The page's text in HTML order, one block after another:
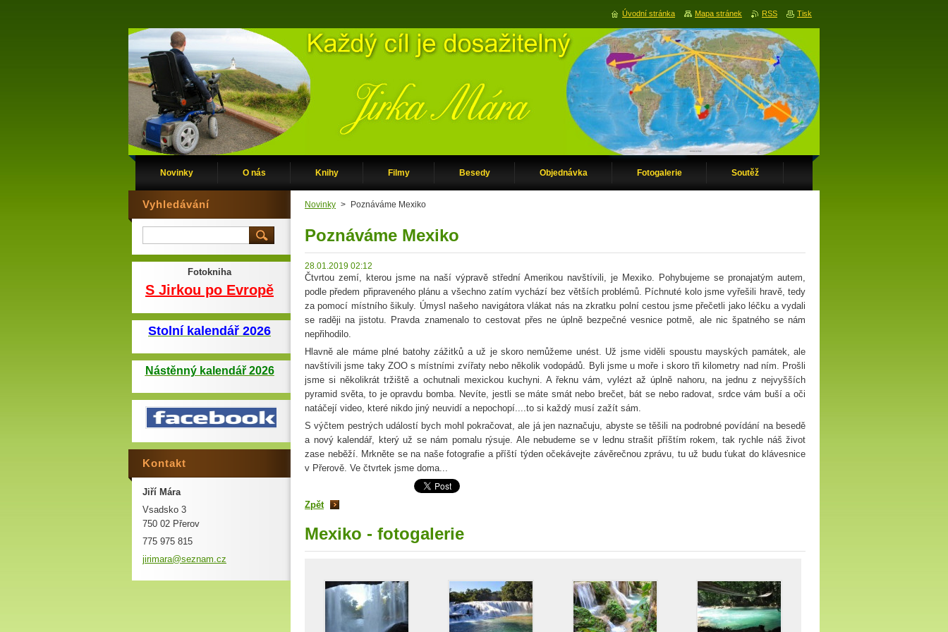
Novinky O nás Knihy Filmy Besedy Objednávka Fotogalerie Soutěž
Novinky > Poznáváme Mexiko
Poznáváme Mexiko
28.01.2019 02:12
Čtvrtou zemí, kterou jsme na naší výpravě střední Amerikou navštívili, je Mexiko. Pohybujeme se pronajatým autem,
podle předem připraveného plánu a všechno zatím vychází bez větších problémů. Píchnuté kolo jsme vyřešili hravě, tedy
za pomocí místního šikuly. Úmysl našeho navigátora vlákat nás na zkratku polní cestou jsme přečetli jako léčku a vydali
se raději na jistotu. Pravda znamenalo to cestovat přes ne úplně bezpečné vesnice potmě, ale nic špatného se nám
nepřihodilo.
Hlavně ale máme plné batohy zážitků a už je skoro nemůžeme unést. Už jsme viděli spoustu mayských památek, ale
navštívili jsme taky ZOO s místními zvířaty nebo několik vodopádů. Byli jsme u moře i skoro tři kilometry nad ním. Prošli
jsme si několikrát tržiště a ochutnali mexickou kuchyni. A řeknu vám, vylézt až úplně nahoru, na jednu z nejvyšších
pyramid světa, to je opravdu bomba. Nevíte, jestli se máte smát nebo brečet, bát se nebo radovat, srdce vám buší a oči
natáčejí video, které nikdo jiný neuvidí a nepochopí....to si každý musí zažít sám.
S výčtem pestrých událostí bych mohl pokračovat, ale já jen naznačuju, abyste se těšili na podrobné povídání na besedě
a nový kalendář, který už se nám pomalu rýsuje. Ale nebudeme se v lednu strašit příštím rokem, tak rychle náš život
zase neběží. Mrkněte se na naše fotografie a příští týden očekávejte závěrečnou zprávu, tu už budu ťukat do klávesnice
v Přerově. Ve čtvrtek jsme doma...
Zpět
Mexiko - fotogalerie
Vyhledávání
Fotokniha
S Jirkou po Evropě
Stolní kalendář 2026
Nástěnný kalendář 2026
Kontakt
Jiří Mára
Vsadsko 3
750 02 Přerov
775 975 815
jirimara@seznam.cz
Úvodní stránka Mapa stránek RSS Tisk